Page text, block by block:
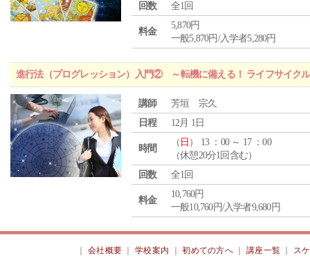
回数
全1回
料金
5,870円
一般5,870円/入学者5,280円
進行法（プログレッション）入門② ～転機に備える！ ライフサイク
講師
芳垣 宗久
日程
12月 1日
時間
（ 日 ） 13 ：00 ～ 17 ：00
（休憩20分1回含む）
回数
全1回
料金
10,760円
一般10,760円/入学者9,680円
会社概要 ｜学校案内 ｜初めての方へ 講座一覧
ス